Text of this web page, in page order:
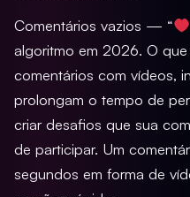
Comentários vazios — “
algoritmo em 2026. O
comentários com vídeos,
prolongam o tempo de
criar desafios que sua
de participar. Um
segundos em forma de